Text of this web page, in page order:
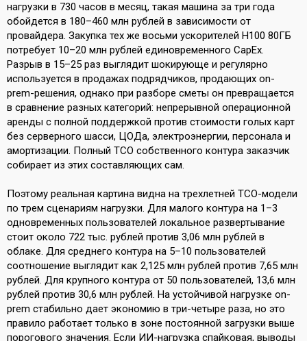
нагрузки в 730 часов в месяц, такая машина за три года
обойдется в 180–460 млн рублей в зависимости от
провайдера. Закупка тех же восьми ускорителей H100 80ГБ
потребует 10–20 млн рублей единовременного CapEx.
Разрыв в 15–25 раз выглядит шокирующе и регулярно
используется в продажах подрядчиков, продающих on-
prem-решения, однако при разборе сметы он превращается
в сравнение разных категорий: непрерывной операционной
аренды с полной поддержкой против стоимости голых карт
без серверного шасси, ЦОДа, электроэнергии, персонала и
амортизации. Полный TCO собственного контура заказчик
собирает из этих составляющих сам.
Поэтому реальная картина видна на трехлетней TCO-модели
по трем сценариям нагрузки. Для малого контура на 1–3
одновременных пользователей локальное развертывание
стоит около 722 тыс. рублей против 3,06 млн рублей в
облаке. Для среднего контура на 5–10 пользователей
соотношение выглядит как 2,125 млн рублей против 7,65 млн
рублей. Для крупного контура от 50 пользователей, 13,6 млн
рублей против 30,6 млн рублей. На устойчивой нагрузке on-
prem стабильно дает экономию в три-четыре раза, но это
правило работает только в зоне постоянной загрузки выше
порогового значения. Если ИИ-нагрузка спайковая, выводы